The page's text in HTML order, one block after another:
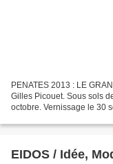
PENATES 2013 : LE
Gilles Picouet. Sous sols
octobre. Vernissage le 30
EIDOS / Idée,